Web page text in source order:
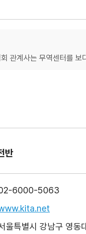
관계사는 무역센터를
반
6000-5063
울특별시 강남구 영동